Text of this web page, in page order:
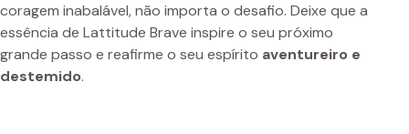
coragem inabalável, não importa o desafio. Deixe que a
essência de Lattitude Brave inspire o seu próximo
grande passo e reafirme o seu espírito aventureiro e
destemido.